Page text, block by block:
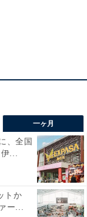
一ヶ月
、全国
...
トか
ー...